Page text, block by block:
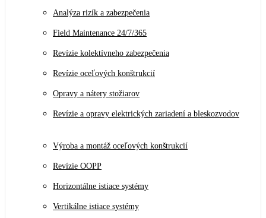
Analýza rizík a zabezpečenia
Field Maintenance 24/7/365
Revízie kolektívneho zabezpečenia
Revízie oceľových konštrukcií
Opravy a nátery stožiarov
Revízie a opravy elektrických zariadení a bleskozvodov
Výroba a montáž oceľových konštrukcií
Revízie OOPP
Horizontálne istiace systémy
Vertikálne istiace systémy